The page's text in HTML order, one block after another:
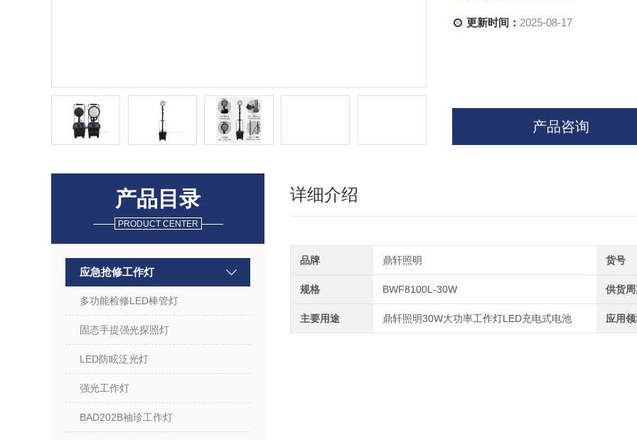
更新时间： 2025-08-17
产品咨询
产品目录
PRODUCT CENTER
应急抢修工作灯
多功能检修LED棒管灯
固态手提强光探照灯
LED防眩泛光灯
强光工作灯
BAD202B袖珍工作灯
详细介绍
品牌 鼎轩照明 货号
规格 BWF8100L-30W 供货
主要用途 鼎轩照明30W大功率工作灯LED充电式电池 应用